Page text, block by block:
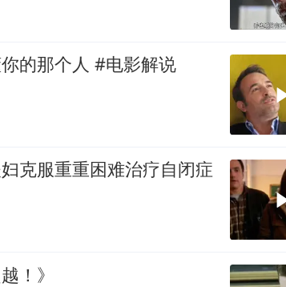
的那个人 #电影解说
克服重重困难治疗自闭症
！》